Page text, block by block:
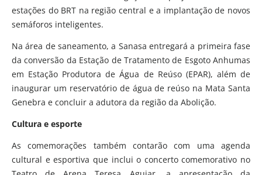
estações do BRT na região central e a implantação de novos
semáforos inteligentes.
Na área de saneamento, a Sanasa entregará a primeira fase
da conversão da Estação de Tratamento de Esgoto Anhumas
em Estação Produtora de Água de Reúso (EPAR), além de
inaugurar um reservatório de água de reúso na Mata Santa
Genebra e concluir a adutora da região da Abolição.
Cultura e esporte
As comemorações também contarão com uma agenda
cultural e esportiva que inclui o concerto comemorativo no